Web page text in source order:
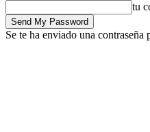
tu
Se te ha enviado una contraseña